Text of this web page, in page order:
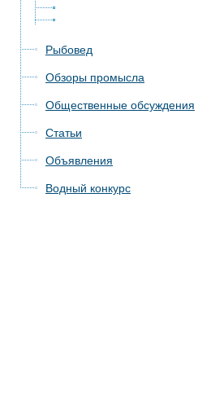
Рыбовед
Обзоры промысла
Общественные обсуждения
Статьи
Объявления
Водный конкурс